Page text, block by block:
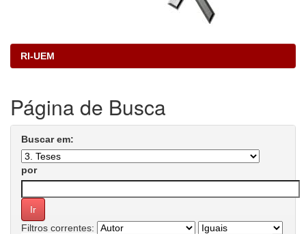
RI-UEM
Página de Busca
Buscar em:
por
Filtros correntes: